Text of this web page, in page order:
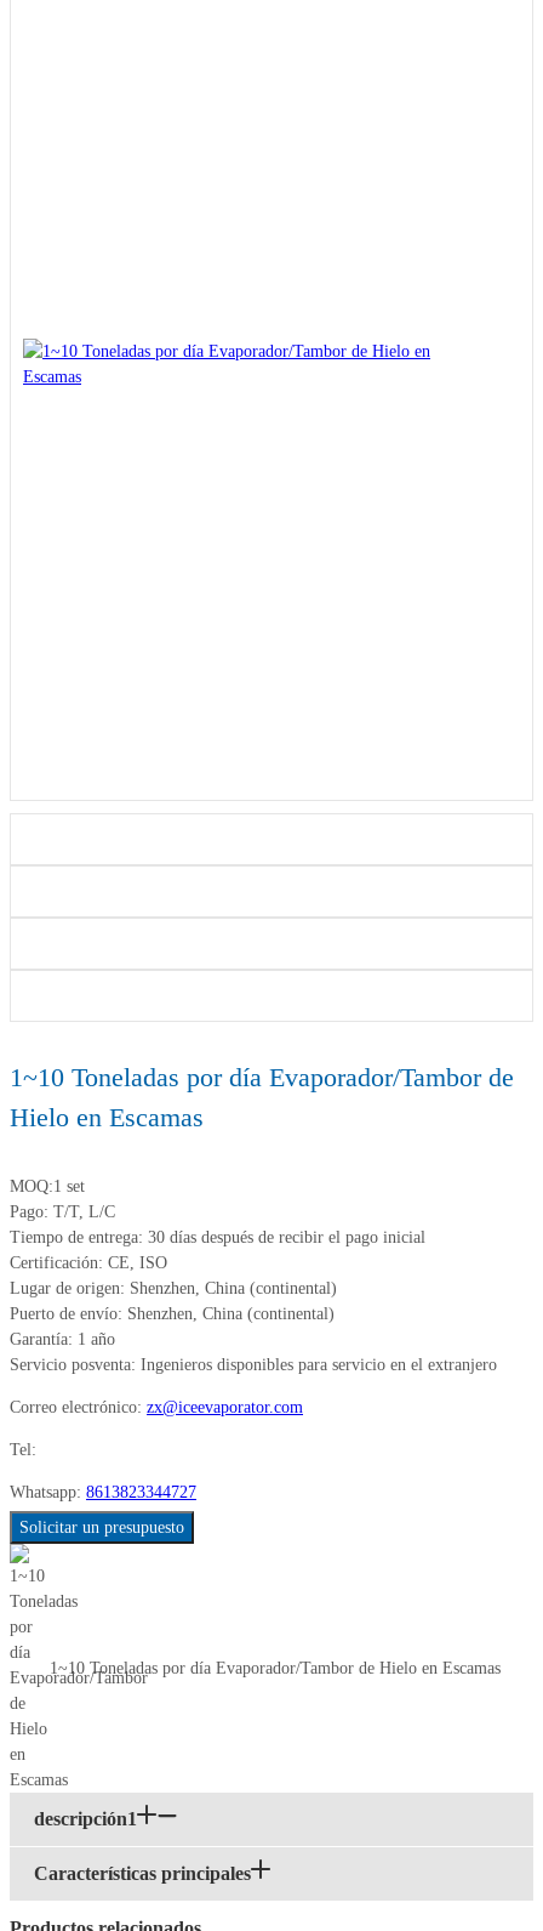
1~10 Toneladas por día Evaporador/Tambor de
Hielo en Escamas
MOQ:1 set
Pago: T/T, L/C
Tiempo de entrega: 30 días después de recibir el pago inicial
Certificación: CE, ISO
Lugar de origen: Shenzhen, China (continental)
Puerto de envío: Shenzhen, China (continental)
Garantía: 1 año
Servicio posventa: Ingenieros disponibles para servicio en el extranjero
Correo electrónico: zx@iceevaporator.com
Tel:
Whatsapp: 8613823344727
Solicitar un presupuesto
1~10 Toneladas por día Evaporador/Tambor de Hielo en Escamas
descripción1
Características principales